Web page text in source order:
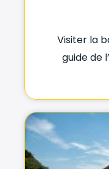
Visiter la
guide de